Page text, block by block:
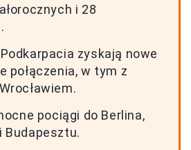
i 28
zyskają nowe
połączenia, w tym z
pociągi do Berlina,
Budapesztu.